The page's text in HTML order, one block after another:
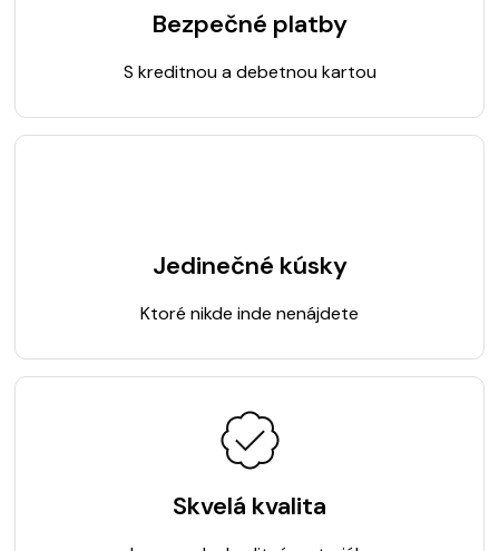
Bezpečné platby
S kreditnou a debetnou kartou
Jedinečné kúsky
Ktoré nikde inde nenájdete
Skvelá kvalita